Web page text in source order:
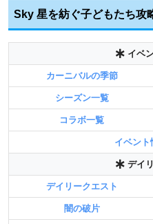
Sky 星を紡ぐ子どもたち攻
イベ
カーニバルの季節
シーズン一覧
コラボ一覧
イベント
デイ
デイリークエスト
闇の破片